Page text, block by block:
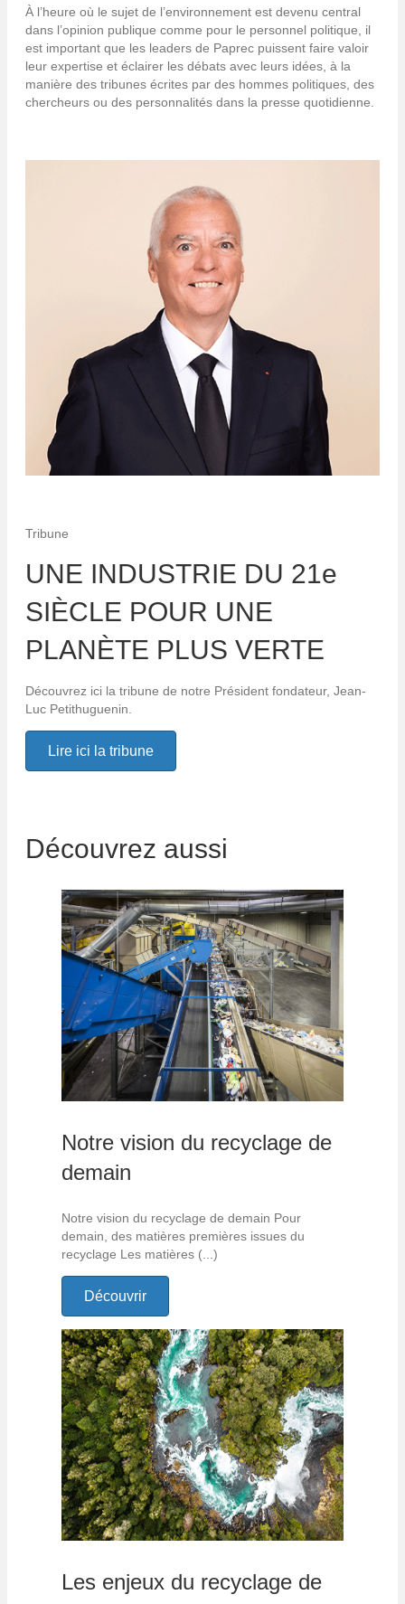
À l’heure où le sujet de l’environnement est devenu central
dans l’opinion publique comme pour le personnel politique, il
est important que les leaders de Paprec puissent faire valoir
leur expertise et éclairer les débats avec leurs idées, à la
manière des tribunes écrites par des hommes politiques, des
chercheurs ou des personnalités dans la presse quotidienne.
Tribune
UNE INDUSTRIE DU 21e
SIÈCLE POUR UNE
PLANÈTE PLUS VERTE
Découvrez ici la tribune de notre Président fondateur, Jean-
Luc Petithuguenin.
Lire ici la tribune
Découvrez aussi
Notre vision du recyclage de
demain
Notre vision du recyclage de demain Pour
demain, des matières premières issues du
recyclage Les matières (...)
Découvrir
Les enjeux du recyclage de